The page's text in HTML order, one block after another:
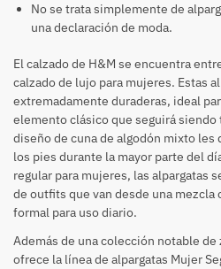
No se trata simplemente de
una declaración de moda.
El calzado de H&M se encuentra
calzado de lujo para mujeres. Estas
extremadamente duraderas, ideal
elemento clásico que seguirá
diseño de cuna de algodón mixto les
los pies durante la mayor parte del
regular para mujeres, las alpargatas
de outfits que van desde una mezcla
formal para uso diario.
Además de una colección notable de
ofrece la línea de alpargatas Mujer